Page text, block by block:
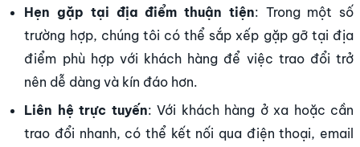
Hẹn gặp tại địa điểm thuận tiện: Trong một số
trường hợp, chúng tôi có thể sắp xếp gặp gỡ tại địa
điểm phù hợp với khách hàng để việc trao đổi trở
nên dễ dàng và kín đáo hơn.
Liên hệ trực tuyến: Với khách hàng ở xa hoặc cần
trao đổi nhanh, có thể kết nối qua điện thoại, email